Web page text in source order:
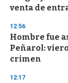
venta de
12:56
Hombre fue
Peñarol:
crimen
12:17